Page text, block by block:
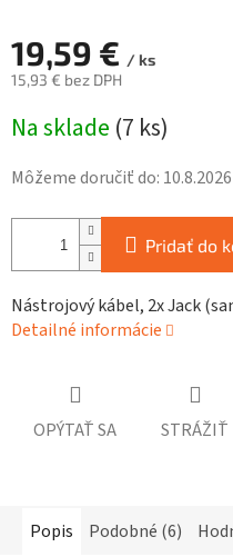
19,59 € / ks
15,93 € bez DPH
cena:
Na sklade (7 ks)
Môžeme doručiť do: 10.8.2026
Pridať do
Nástrojový kábel, 2x Jack
Detailné informácie
OPÝTAŤ SA STRÁŽIŤ
Popis Podobné (6)